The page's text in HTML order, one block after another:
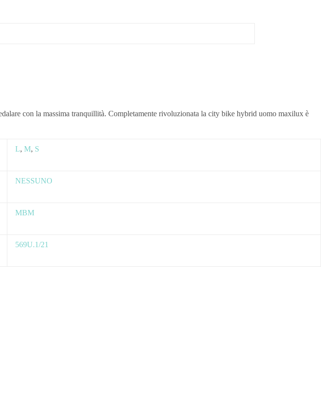
con la massima tranquillità. Completamente rivoluzionata la city bike hybrid uomo maxilux è
L, M, S
NESSUNO
MBM
569U.1/21